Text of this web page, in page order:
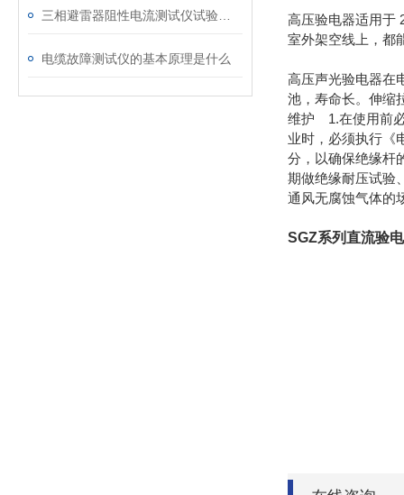
电缆故障测试仪的基本原理是什么
高压验电器适用于
室外架空线上，都
高压声光验电器在
池，寿命长。伸缩
维护 1.在使用前必
业时，必须执行《
分，以确保绝缘杆
期做绝缘耐压试验
通风无腐蚀气体的
SGZ系列直流验